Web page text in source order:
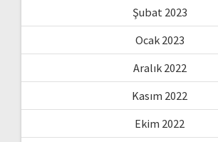
Şubat 2023
Ocak 2023
Aralık 2022
Kasım 2022
Ekim 2022